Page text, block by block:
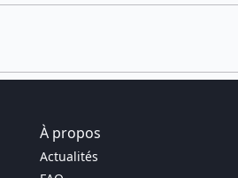
À propos
Actualités